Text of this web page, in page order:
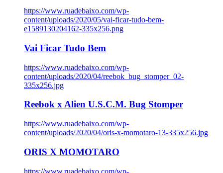
https://www.ruadebaixo.com/wp-
content/uploads/2020/05/vai-ficar-tudo-bem-
e1589130204162-335x256.png
Vai Ficar Tudo Bem
https://www.ruadebaixo.com/wp-
content/uploads/2020/04/reebok_bug_stomper_02-
335x256.jpg
Reebok x Alien U.S.C.M. Bug Stomper
https://www.ruadebaixo.com/wp-
content/uploads/2020/04/oris-x-momotaro-13-335x256.jpg
ORIS X MOMOTARO
https://www.ruadebaixo.com/wp-